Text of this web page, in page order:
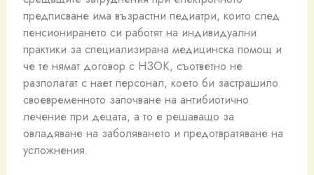
предписване има възрастни педиатри, които след
пенсионирането си работят на индивидуални
практики за специализирана медицинска помощ и
че те нямат договор с НЗОК, съответно не
разполагат с нает персонал, което би застрашило
своевременното започване на антибиотично
лечение при децата, а то е решаващо за
овладяване на заболяването и предотвратяване на
усложнения.